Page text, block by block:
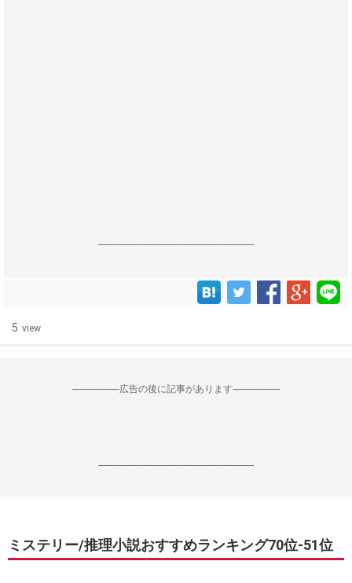
------------------------------------------------------------------
5 view
--------------------広告の後に記事があります--------------------
------------------------------------------------------------------
ミステリー/推理小説おすすめランキング70位‐51位